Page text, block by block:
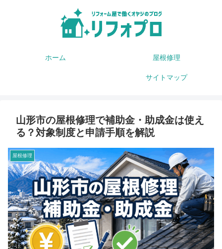
ホーム 屋根修理
サイトマップ
山形市の屋根修理で補助金・助成金は使え
る？対象制度と申請手順を解説
屋根修理